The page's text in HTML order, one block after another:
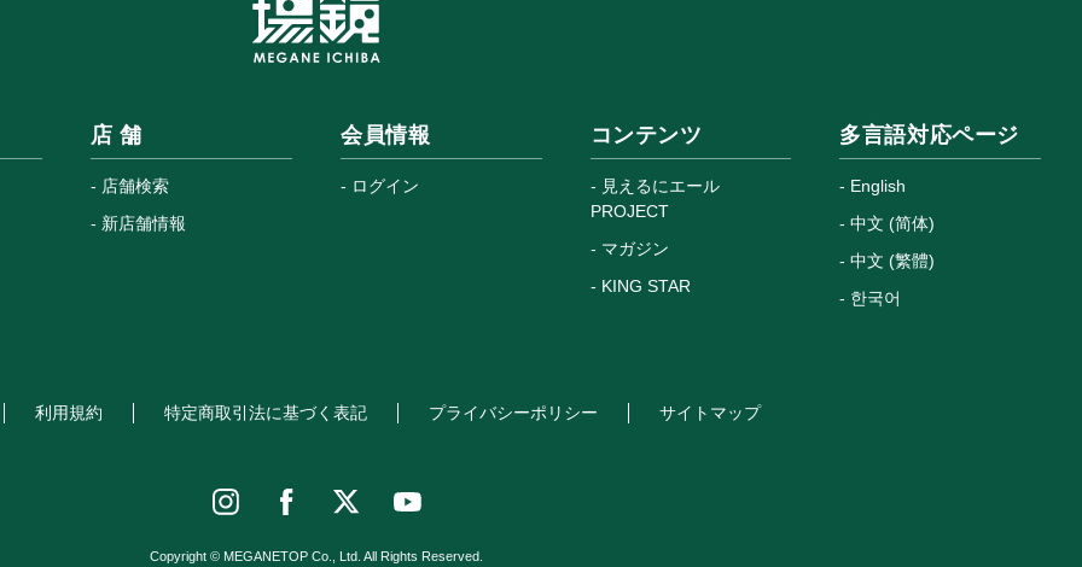
店 舗
店舗検索
新店舗情報
会員情報
ログイン
コンテンツ
見えるにエール
PROJECT
マガジン
KING STAR
多言語対応ページ
English
中文 (简体)
中文 (繁體)
한국어
利用規約 特定商取引法に基づく表記 プライバシーポリシー サイトマップ
Copyright © MEGANETOP Co., Ltd. All Rights Reserved.